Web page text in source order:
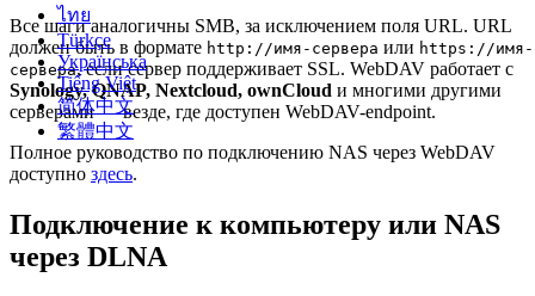
ไทย
Türkçe
Українська
Tiếng Việt
简体中文
繁體中文
Все шаги аналогичны SMB, за исключением поля URL. URL
должен быть в формате http://имя-сервера или https://имя-
сервера, если сервер поддерживает SSL. WebDAV работает с
Synology, QNAP, Nextcloud, ownCloud и многими другими
серверами — везде, где доступен WebDAV-endpoint.
Полное руководство по подключению NAS через WebDAV
доступно здесь.
Подключение к компьютеру или NAS
через DLNA